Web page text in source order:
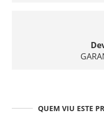
QUEM VIU ESTE